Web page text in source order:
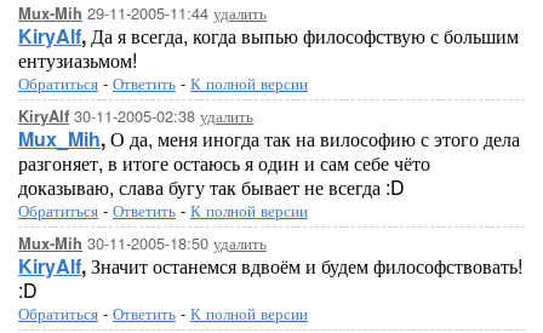
Mux-Mih 29-11-2005-11:44 удалить
KiryAlf,Да я всегда, когда выпью философствую с большим
ентузиазьмом!
Обратиться - Ответить - К полной версии
KiryAlf 30-11-2005-02:38 удалить
Mux_Mih,О да, меня иногда так на вилософию с этого дела
разгоняет, в итоге остаюсь я один и сам себе чёто
доказываю, слава бугу так бывает не всегда :D
Обратиться - Ответить - К полной версии
Mux-Mih 30-11-2005-18:50 удалить
KiryAlf,Значит останемся вдвоём и будем философствовать!
:D
Обратиться - Ответить - К полной версии